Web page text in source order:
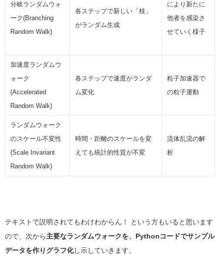
分岐ランダムウォ
ーク(Branching
Random Walk)
各ステップで新しい「枝」
がランダム生成
により新たに
他者を感染さ
せていく様子
加速度ランダムウ
ォーク
(Accelerated
Random Walk)
各ステップで速度がランダ
ム変化
粒子加速器で
の粒子運動
ランダムウォーク
のスケール不変性
(Scale Invariant
Random Walk)
時間・距離のスケールを変
えても統計的性質が不変
流体乱流の解
析
テキストで説明されてもわけわからん！ という方もいると思います
ので、次から主要なランダムウォークを、Pythonコードでサンプル
データを作りグラフ化し示していきます。